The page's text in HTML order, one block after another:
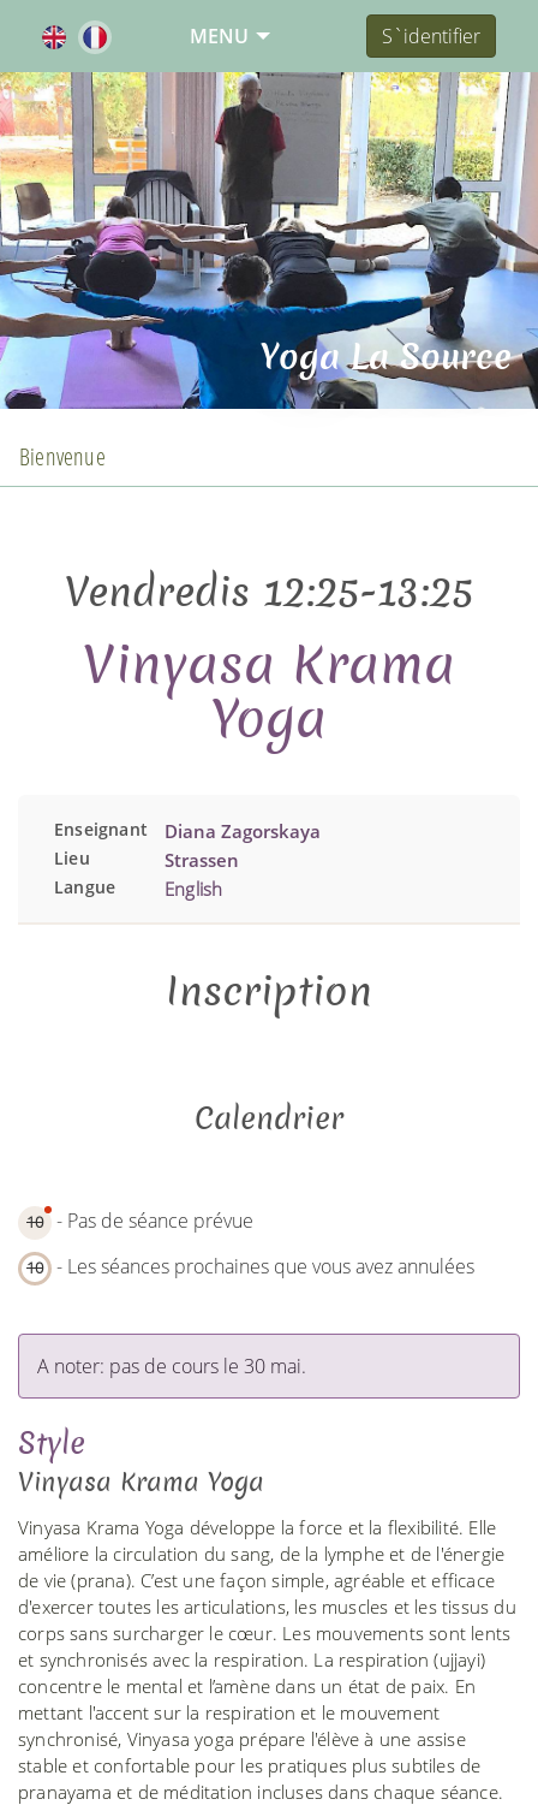
MENU S`identifier
Yoga La Source
Bienvenue
Vendredis 12:25-13:25
Vinyasa Krama
Yoga
Enseignant Diana Zagorskaya
Lieu Strassen
Langue English
Inscription
Calendrier
10 - Pas de séance prévue
10 - Les séances prochaines que vous avez annulées
A noter: pas de cours le 30 mai.
Style
Vinyasa Krama Yoga
Vinyasa Krama Yoga développe la force et la flexibilité. Elle
améliore la circulation du sang, de la lymphe et de l'énergie
de vie (prana). C’est une façon simple, agréable et efficace
d'exercer toutes les articulations, les muscles et les tissus du
corps sans surcharger le cœur. Les mouvements sont lents
et synchronisés avec la respiration. La respiration (ujjayi)
concentre le mental et l’amène dans un état de paix. En
mettant l'accent sur la respiration et le mouvement
synchronisé, Vinyasa yoga prépare l'élève à une assise
stable et confortable pour les pratiques plus subtiles de
pranayama et de méditation incluses dans chaque séance.